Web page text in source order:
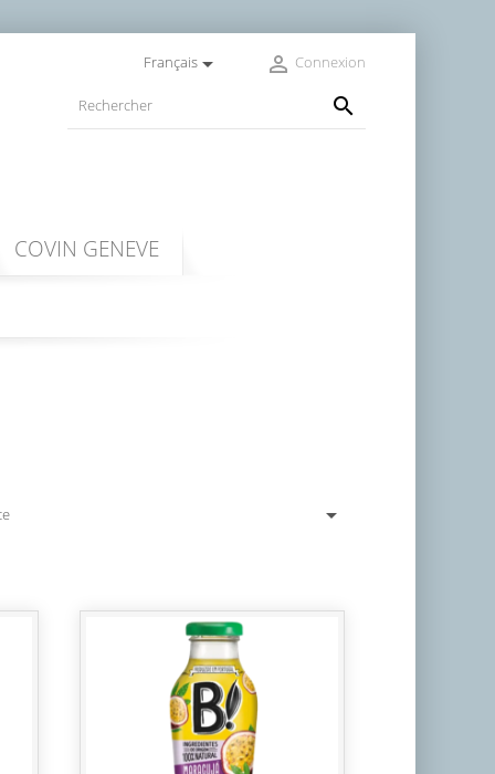
Français  Connexion
COVIN GENEVE

